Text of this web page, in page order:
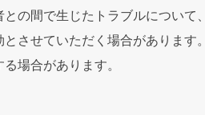
の間で生じたトラブルについて
させていただく場合があります。
場合があります。